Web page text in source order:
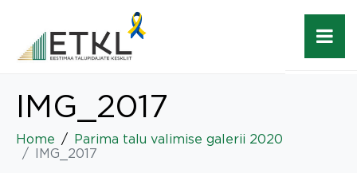
IMG_2017
Home
Parima talu valimise galerii 2020
IMG_2017